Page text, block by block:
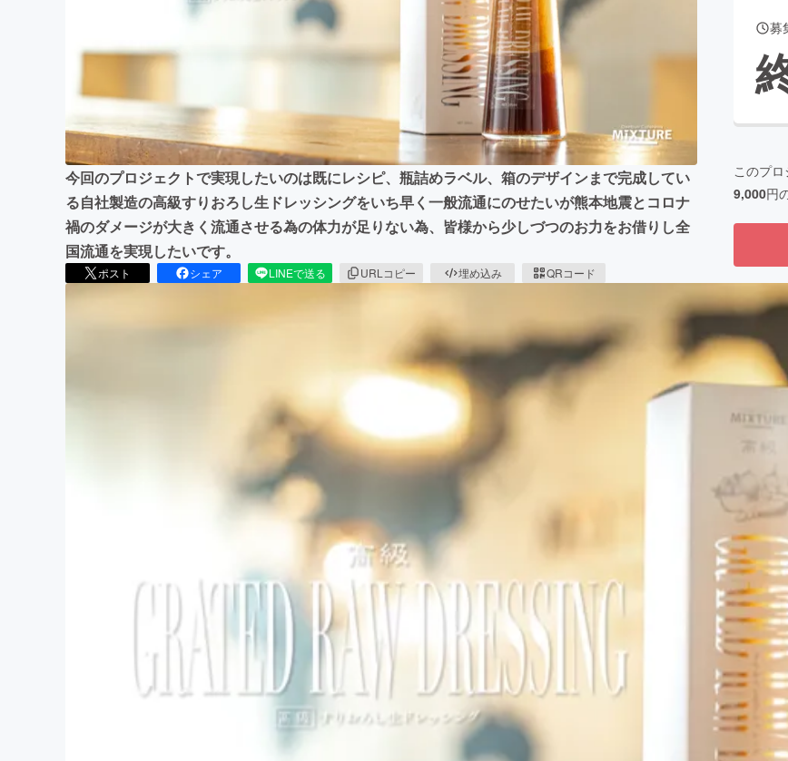
CAMPFIRE for Social Good
CAMPFIREふるさと納税
machi-yaコミュニティ
今回のプロジェクトで実現したいのは既にレシピ、瓶詰めラベル、箱のデザインまで完成してい
る自社製造の高級すりおろし生ドレッシングをいち早く一般流通にのせたいが熊本地震とコロナ
禍のダメージが大きく流通させる為の体力が足りない為、皆様から少しづつのお力をお借りし全
国流通を実現したいです。
ポスト シェア LINEで送る URLコピー 埋め込み QRコード
募
このプロ
9,000円